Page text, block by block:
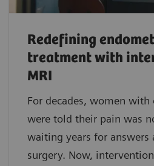
Redefining
treatment with
MRI
For decades, women with
were told their pain was
waiting years for answers
surgery. Now,